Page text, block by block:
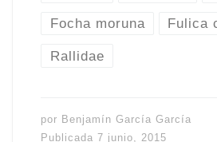
Focha moruna Fulica
Rallidae
por Benjamín García García
Publicada 7 junio, 2015